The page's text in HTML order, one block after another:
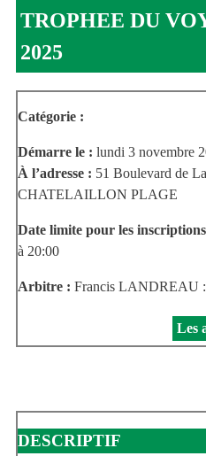
TROPHEE DU
2025
Catégorie :
Démarre le : lundi 3 novembre
À l’adresse : 51 Boulevard de
CHATELAILLON PLAGE
Date limite pour les
à 20:00
Arbitre : Francis LANDREAU
Les
DESCRIPTIF